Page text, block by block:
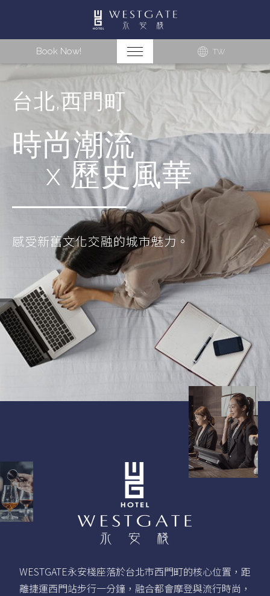
台北,西門町
時尚潮流
x 歷史風華
感受新舊文化交融的城市魅力。
WESTGATE永安棧座落於台北市西門町的核心位置，距
離捷運西門站步行一分鐘，融合都會摩登與流行時尚，
Book Now! TW